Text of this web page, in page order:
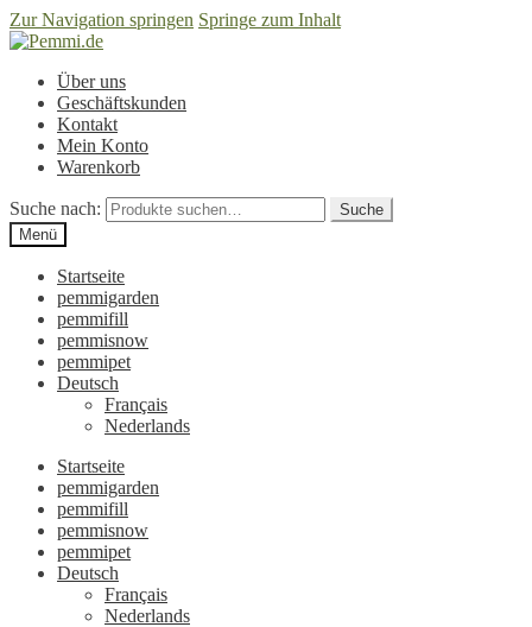
Zur Navigation springen Springe zum Inhalt
Über uns
Geschäftskunden
Kontakt
Mein Konto
Warenkorb
Suche nach:
Suche
Menü
Startseite
pemmigarden
pemmifill
pemmisnow
pemmipet
Deutsch
Français
Nederlands
Startseite
pemmigarden
pemmifill
pemmisnow
pemmipet
Deutsch
Français
Nederlands